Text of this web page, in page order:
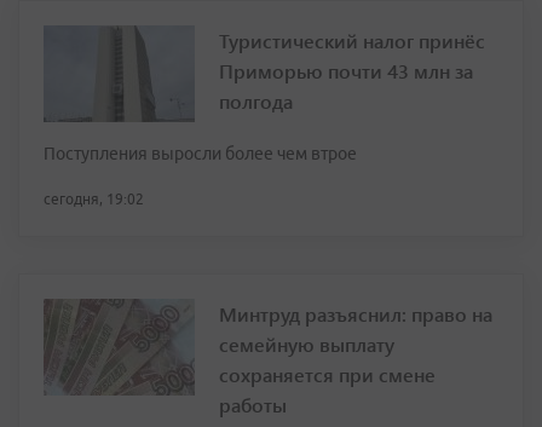
Туристический налог принёс
Приморью почти 43 млн за
полгода
Поступления выросли более чем втрое
сегодня, 19:02
Минтруд разъяснил: право на
семейную выплату
сохраняется при смене
работы